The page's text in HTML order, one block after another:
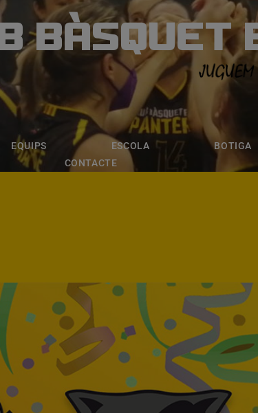
BÀSQUET
EQUIPS ESCOLA BOTIGA
CONTACTE
ESCOLA BOTIGA